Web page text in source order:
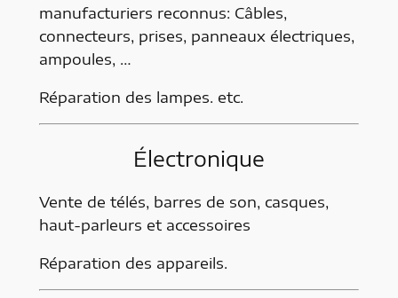
manufacturiers reconnus: Câbles,
connecteurs, prises, panneaux électriques,
ampoules, …
Réparation des lampes. etc.
Électronique
Vente de télés, barres de son, casques,
haut-parleurs et accessoires
Réparation des appareils.